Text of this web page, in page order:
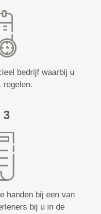
bedrijf waarbij u
regelen.
3
handen bij een van
bij u in de